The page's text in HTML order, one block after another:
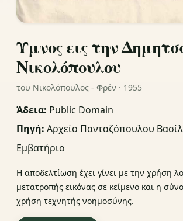
Ύμνος εις την
Νικολόπουλου
του Νικολόπουλος - Φρέν · 1955
Άδεια: Public Domain
Πηγή: Αρχείο Πανταζόπουλου
Εμβατήριο
Η αποδελτίωση έχει γίνει με την χρήση
μετατροπής εικόνας σε κείμενο και η
χρήση τεχνητής νοημοσύνης.